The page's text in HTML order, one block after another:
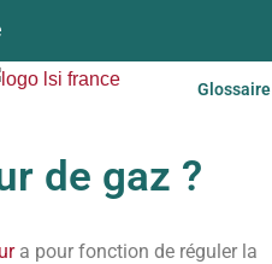
Glossaire
de gaz ?
a pour fonction de réguler la